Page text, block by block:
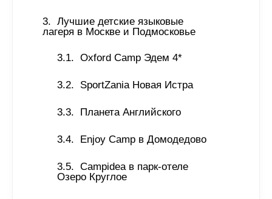
Лучшие детские языковые
лагеря в Москве и Подмосковье
Oxford Camp Эдем 4*
SportZania Новая Истра
Планета Английского
Enjoy Camp в Домодедово
Campidea в парк-отеле
Озеро Круглое